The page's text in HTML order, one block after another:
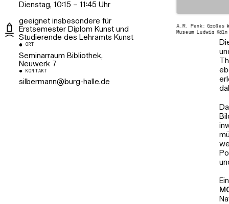
A.R. Penk:
Museum Ludwig Köln
Dienstag, 10:15 – 11:45 Uhr
geeignet insbesondere für
Erstsemester Diplom Kunst und
ORT
Seminarraum Bibliothek,
Neuwerk 7
KONTAKT
silbermann@burg-halle.de